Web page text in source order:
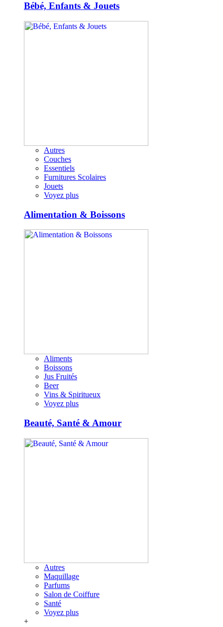
Bébé, Enfants & Jouets
Autres
Couches
Essentiels
Furnitures Scolaires
Jouets
Voyez plus
Alimentation & Boissons
Aliments
Boissons
Jus Fruités
Beer
Vins & Spiritueux
Voyez plus
Beauté, Santé & Amour
Autres
Maquillage
Parfums
Salon de Coiffure
Santé
Voyez plus
+